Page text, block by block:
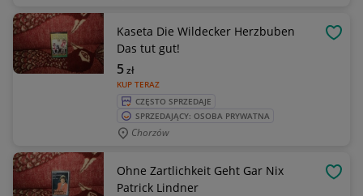
Kaseta Die Wildecker Herzbuben
Das tut gut!
KUP TERAZ
5zł
CZĘSTO SPRZEDAJE
SPRZEDAJĄCY: OSOBA PRYWATNA
Chorzów
Ohne Zartlichkeit Geht Gar Nix
Patrick Lindner